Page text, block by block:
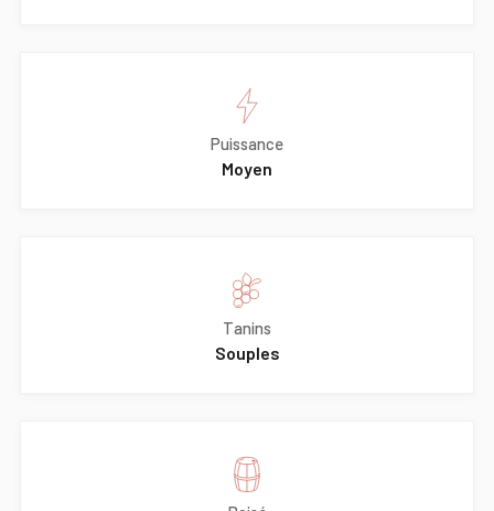
Puissance
Moyen
Tanins
Souples